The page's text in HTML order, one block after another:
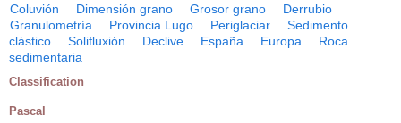
Coluvión Dimensión grano Grosor grano
Derrubio
Granulometría
Provincia Lugo Periglaciar
Sedimento
clástico
Solifluxión Declive España Europa
Roca
sedimentaria
Classification
Pascal